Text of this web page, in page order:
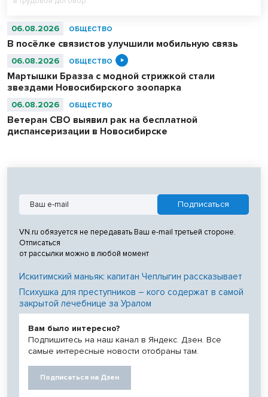
06.08.2026 ОБЩЕСТВО
В посёлке связистов улучшили мобильную связь
06.08.2026 ОБЩЕСТВО
Мартышки Бразза с модной стрижкой стали
звездами Новосибирского зоопарка
06.08.2026 ОБЩЕСТВО
Ветеран СВО выявил рак на бесплатной
диспансеризации в Новосибирске
VN.ru обязуется не передавать Ваш e-mail третьей стороне.
Отписаться
от рассылки можно в любой момент
Искитимский маньяк: капитан Чеплыгин рассказывает
Психушка для преступников – кого содержат в самой
закрытой лечебнице за Уралом
Вам было интересно?
Подпишитесь на наш канал в Яндекс. Дзен. Все
самые интересные новости отобраны там.
Подписаться на Дзен